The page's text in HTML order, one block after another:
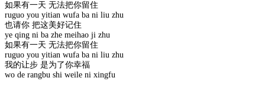
如果有一天 无法把你留住
ruguo you yitian wufa ba ni liu zhu
也请你 把这美好记住
ye qing ni ba zhe meihao ji zhu
如果有一天 无法把你留住
ruguo you yitian wufa ba ni liu zhu
我的让步 是为了你幸福
wo de rangbu shi weile ni xingfu